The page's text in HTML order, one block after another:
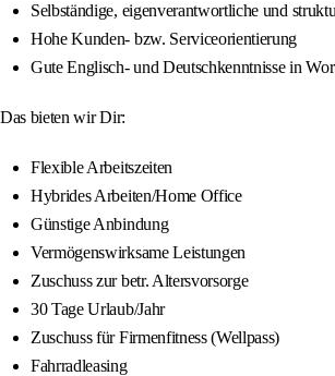
Selbständige, eigenverantwortliche und
Hohe Kunden- bzw. Serviceorientierung
Gute Englisch- und Deutschkenntnisse in
Das bieten wir Dir:
Flexible Arbeitszeiten
Hybrides Arbeiten/Home Office
Günstige Anbindung
Vermögenswirksame Leistungen
Zuschuss zur betr. Altersvorsorge
30 Tage Urlaub/Jahr
Zuschuss für Firmenfitness (Wellpass)
Fahrradleasing